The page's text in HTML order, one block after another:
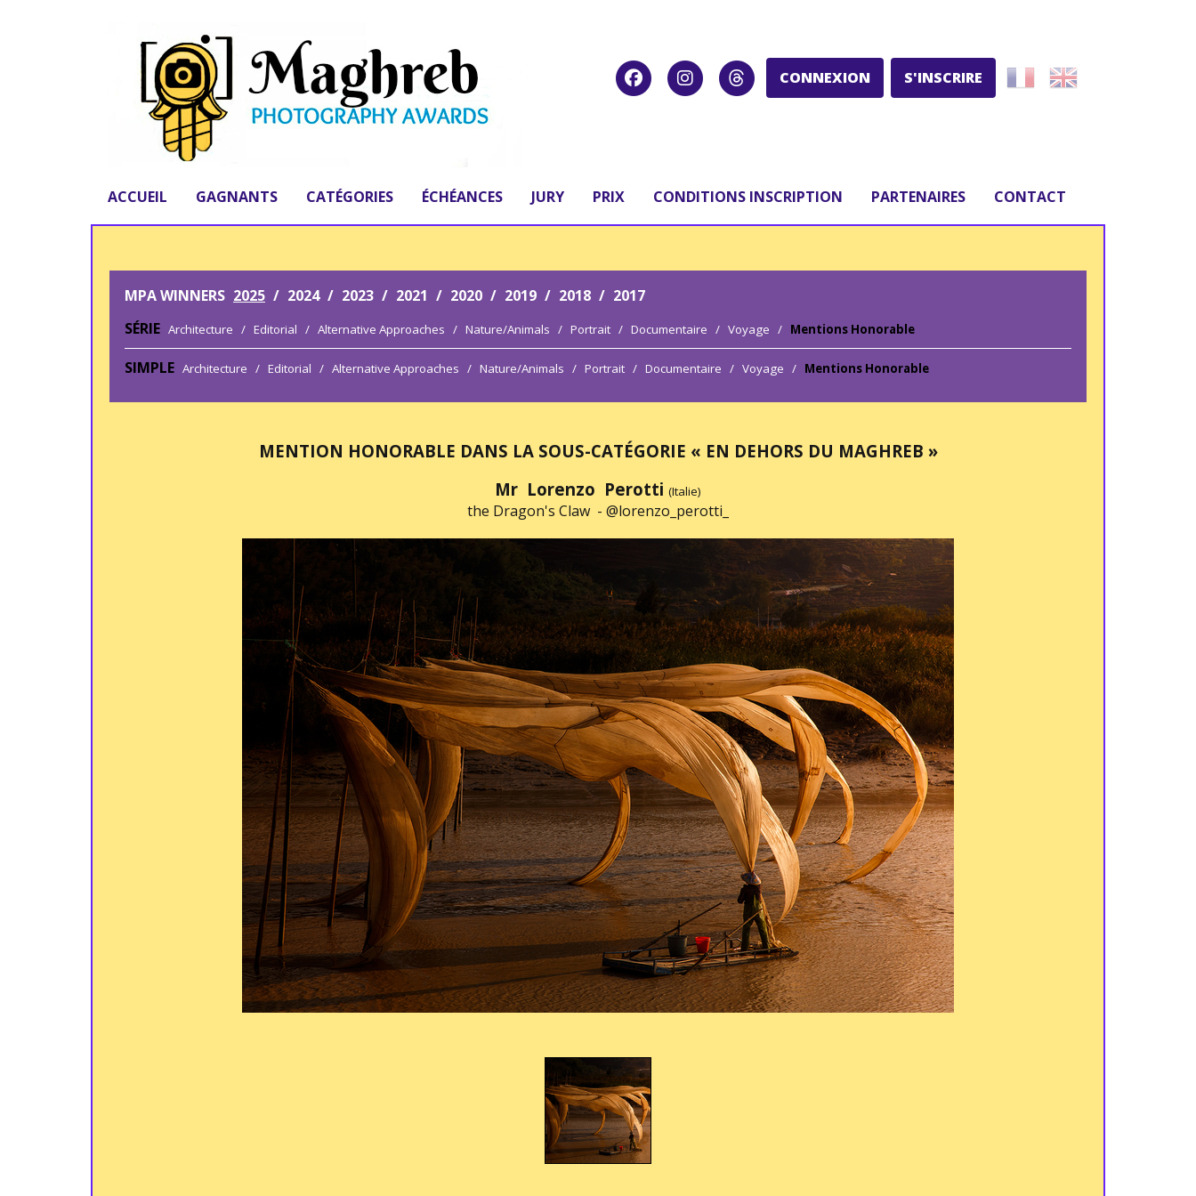
CONNEXION S'INSCRIRE
ACCUEIL GAGNANTS CATÉGORIES ÉCHÉANCES JURY PRIX CONDITIONS INSCRIPTION PARTENAIRES CONTACT
MPA WINNERS 2025 / 2024 / 2023 / 2021 / 2020 / 2019 / 2018 / 2017
SÉRIE Architecture / Editorial / Alternative Approaches / Nature/Animals / Portrait / Documentaire / Voyage / Mentions Honorable
SIMPLE Architecture / Editorial / Alternative Approaches / Nature/Animals / Portrait / Documentaire / Voyage / Mentions Honorable
MENTION HONORABLE DANS LA SOUS-CATÉGORIE « EN DEHORS DU MAGHREB »
Mr Lorenzo Perotti (Italie)
the Dragon's Claw - @lorenzo_perotti_